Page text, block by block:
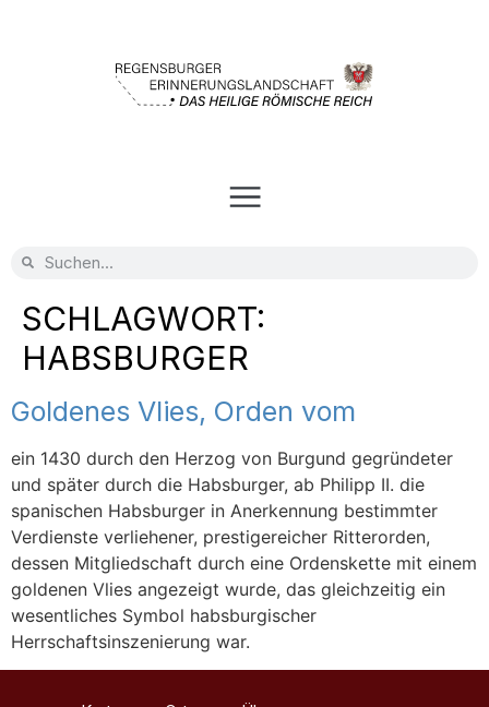
SCHLAGWORT:
HABSBURGER
Goldenes Vlies, Orden vom
ein 1430 durch den Herzog von Burgund gegründeter
und später durch die Habsburger, ab Philipp II. die
spanischen Habsburger in Anerkennung bestimmter
Verdienste verliehener, prestigereicher Ritterorden,
dessen Mitgliedschaft durch eine Ordenskette mit einem
goldenen Vlies angezeigt wurde, das gleichzeitig ein
wesentliches Symbol habsburgischer
Herrschaftsinszenierung war.